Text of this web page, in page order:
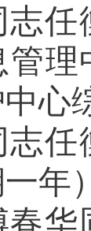
志任
管理
心
志任
年
春华